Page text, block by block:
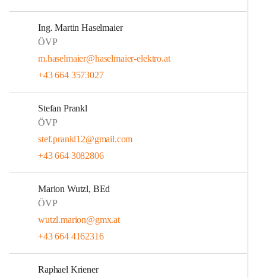
Ing. Martin Haselmaier
ÖVP
m.haselmaier@haselmaier-elektro.at
+43 664 3573027
Stefan Prankl
ÖVP
stef.prankl12@gmail.com
+43 664 3082806
Marion Wutzl, BEd
ÖVP
wutzl.marion@gmx.at
+43 664 4162316
Raphael Kriener